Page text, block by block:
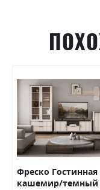
Фреско Гостинная
кашемир/темный